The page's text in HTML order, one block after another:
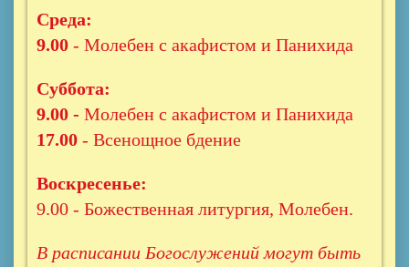
Среда:
9.00 - Молебен с акафистом и Панихида
Суббота:
9.00 - Молебен с акафистом и Панихида
17.00 - Всенощное бдение
Воскресенье:
9.00 - Божественная литургия, Молебен.
В расписании Богослужений могут быть